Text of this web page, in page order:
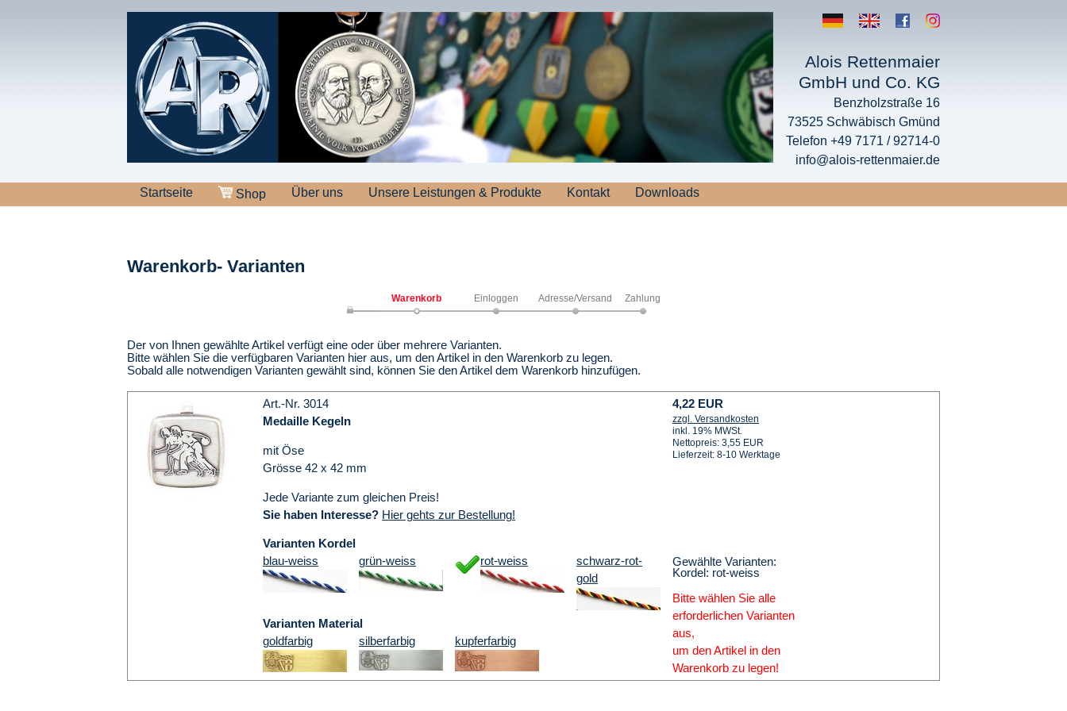
Alois Rettenmaier
GmbH und Co. KG
Benzholzstraße 16
73525 Schwäbisch Gmünd
Telefon +49 7171 / 92714-0
info@alois-rettenmaier.de
Startseite Shop Über uns Unsere Leistungen & Produkte Kontakt Downloads
Warenkorb- Varianten
Warenkorb Einloggen Adresse/Versand Zahlung
Der von Ihnen gewählte Artikel verfügt eine oder über mehrere Varianten.
Bitte wählen Sie die verfügbaren Varianten hier aus, um den Artikel in den Warenkorb zu legen.
Sobald alle notwendigen Varianten gewählt sind, können Sie den Artikel dem Warenkorb hinzufügen.
Art.-Nr. 3014
Medaille Kegeln
mit Öse
Grösse 42 x 42 mm
Jede Variante zum gleichen Preis!
Sie haben Interesse? Hier gehts zur Bestellung!
4,22 EUR
zzgl. Versandkosten
inkl. 19% MWSt.
Nettopreis: 3,55 EUR
Lieferzeit: 8-10 Werktage
Gewählte Varianten:
Kordel: rot-weiss
Bitte wählen Sie alle
erforderlichen Varianten
aus,
um den Artikel in den
Warenkorb zu legen!
Varianten Kordel
blau-weiss
grün-weiss rot-weiss
schwarz-rot-
gold
Varianten Material
goldfarbig
silberfarbig kupferfarbig